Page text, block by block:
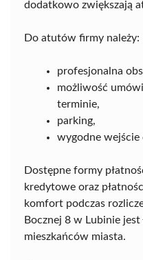
dodatkowo zwiększają
Do atutów firmy należy:
profesjonalna
możliwość
terminie,
parking,
wygodne wejście
Dostępne formy
kredytowe oraz
komfort podczas
Bocznej 8 w Lubinie
mieszkańców miasta.